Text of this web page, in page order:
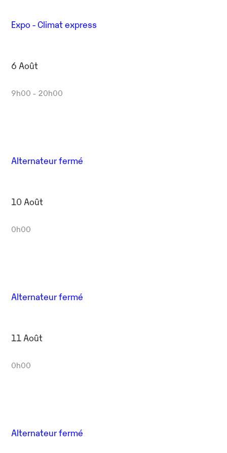
Expo - Climat express
6 Août
9h00 - 20h00
Alternateur fermé
10 Août
0h00
Alternateur fermé
11 Août
0h00
Alternateur fermé